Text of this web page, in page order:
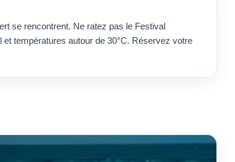
se rencontrent. Ne ratez pas le Festival
températures autour de 30°C. Réservez votre